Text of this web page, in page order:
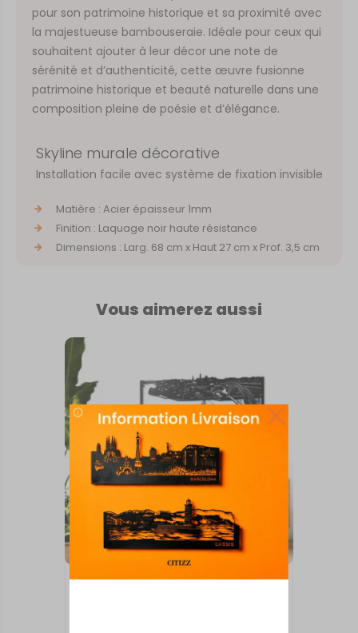
pour son patrimoine historique et sa proximité avec
la majestueuse bambouseraie. Idéale pour ceux qui
souhaitent ajouter à leur décor une note de
sérénité et d’authenticité, cette œuvre fusionne
patrimoine historique et beauté naturelle dans une
composition pleine de poésie et d’élégance.
Skyline murale décorative
Installation facile avec système de fixation invisible
Matière : Acier épaisseur 1mm
Finition : Laquage noir haute résistance
Dimensions : Larg. 68 cm x Haut 27 cm x Prof. 3,5 cm
Vous aimerez aussi